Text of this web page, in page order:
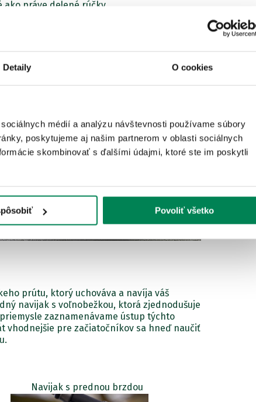
Detaily O cookies
médií a analýzu návštevnosti používame súbory
poskytujeme aj našim partnerom v oblasti sociálnych
skombinovať s ďalšími údajmi, ktoré ste im poskytli
Povoliť všetko
práve delené rúčky.
prútu, ktorý uchováva a navíja váš
navijak s voľnobežkou, ktorá zjednodušuje
zaznamenávame ústup týchto
vhodnejšie pre začiatočníkov sa hneď naučiť
Navijak s prednou brzdou